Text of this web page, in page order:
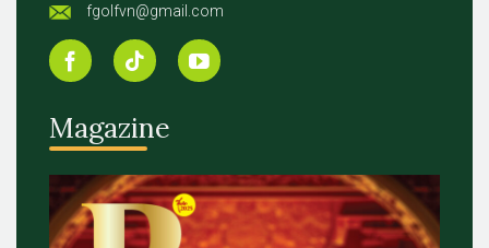
fgolfvn@gmail.com
Magazine